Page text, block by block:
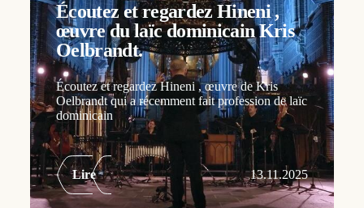
Écoutez et regardez Hineni ,
œuvre du laïc dominicain Kris
Oelbrandt.
Écoutez et regardez Hineni , œuvre de Kris
Oelbrandt qui a récemment fait profession de laïc
dominicain
Lire 13.11.2025